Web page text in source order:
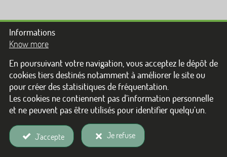
Informations
Know more
En poursuivant votre navigation, vous acceptez le dépôt de
cookies tiers destinés notamment à améliorer le site ou
pour créer des statisitiques de fréquentation.
Les cookies ne contiennent pas d’information personnelle
et ne peuvent pas être utilisés pour identifier quelqu’un.
J'accepte Je refuse
Mentions Légales